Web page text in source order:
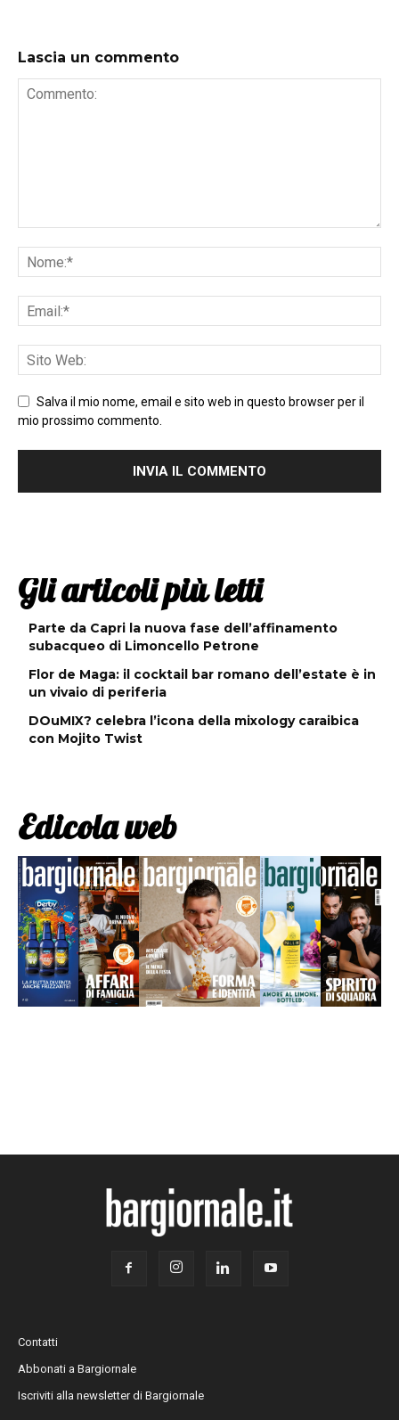
Lascia un commento
Salva il mio nome, email e sito web in questo browser per il
mio prossimo commento.
Gli articoli più letti
Parte da Capri la nuova fase dell’affinamento
subacqueo di Limoncello Petrone
Flor de Maga: il cocktail bar romano dell’estate è in
un vivaio di periferia
DOuMIX? celebra l’icona della mixology caraibica
con Mojito Twist
Edicola web
Contatti
Abbonati a Bargiornale
Iscriviti alla newsletter di Bargiornale